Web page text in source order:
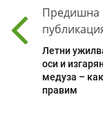
Предишна
Летни
оси и
медуза –
правим